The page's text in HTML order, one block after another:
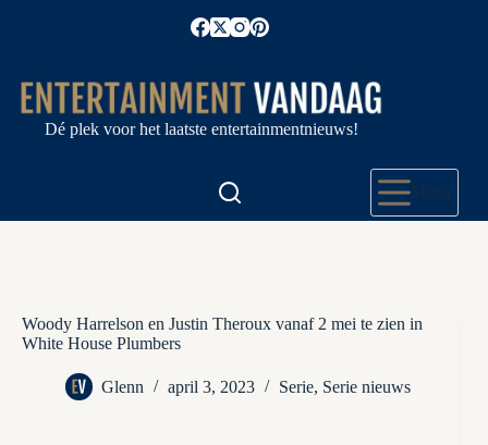
Dé plek voor het laatste entertainmentnieuws!
Menu
Woody Harrelson en Justin Theroux vanaf 2 mei te zien in
White House Plumbers
Glenn april 3, 2023 Serie, Serie nieuws